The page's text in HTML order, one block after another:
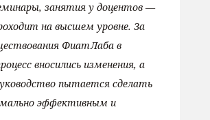
занятия у доцентов —
на высшем уровне. За
ФиатЛаба в
вносились изменения, а
пытается сделать
эффективным и